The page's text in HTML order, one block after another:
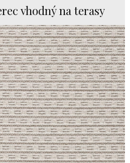
vhodný na terasy